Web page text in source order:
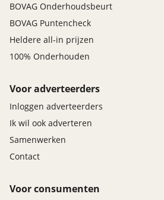
BOVAG Onderhoudsbeurt
BOVAG Puntencheck
Heldere all-in prijzen
100% Onderhouden
Voor adverteerders
Inloggen adverteerders
Ik wil ook adverteren
Samenwerken
Contact
Voor consumenten